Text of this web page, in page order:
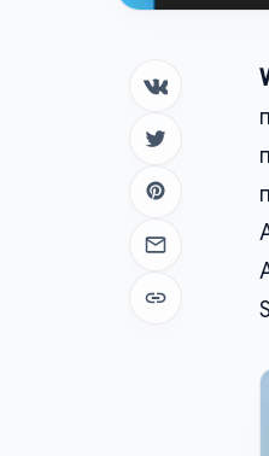
Поделиться
Поделиться
Поделиться
Отправить
Копировать